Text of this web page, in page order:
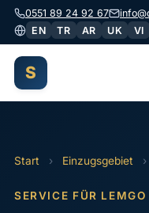
0551 89 24 92 67
EN
TR AR UK VI
S
Start › Einzugsgebiet ›
SERVICE FÜR LEMGO